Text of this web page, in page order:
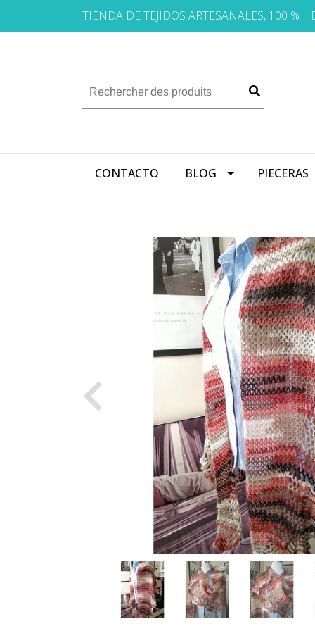
TIENDA DE TEJIDOS ARTESANALES, 100 %
CONTACTO BLOG PIECERAS
Previous